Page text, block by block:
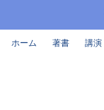
ホーム 著書 講演